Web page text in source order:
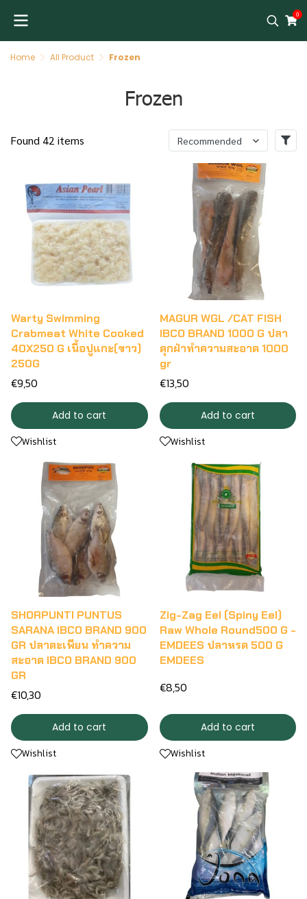
0
Home All Product Frozen
Frozen
Found 42 items Recommended
Warty Swimming
Crabmeat White Cooked
40X250 G เนื้อปูแกะ(ขาว)
250G
€9,50
Add to cart
Wishlist
MAGUR WGL /CAT FISH
IBCO BRAND 1000 G ปลา
ดุกฝ่าทำความสะอาด 1000
gr
€13,50
Add to cart
Wishlist
SHORPUNTI PUNTUS
SARANA IBCO BRAND 900
GR ปลาตะเพียน ทำความ
สะอาด IBCO BRAND 900
GR
€10,30
Add to cart
Wishlist
Zig-Zag Eel (Spiny Eel)
Raw Whole Round500 G -
EMDEES ปลาหรด 500 G
EMDEES
€8,50
Add to cart
Wishlist